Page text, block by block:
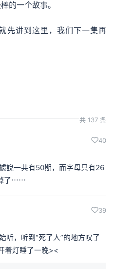
的一个故事。
先讲到这里，我们下一集再
共 137 条
40
說一共有50期，而字母只有26
了⋯⋯
39
听，听到“死了人”的地方叹了
着灯睡了一晚><